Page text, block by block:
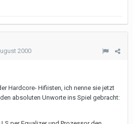
2000
Hardcore- Hifiisten, ich nenne sie jetzt
absoluten Unworte ins Spiel gebracht: